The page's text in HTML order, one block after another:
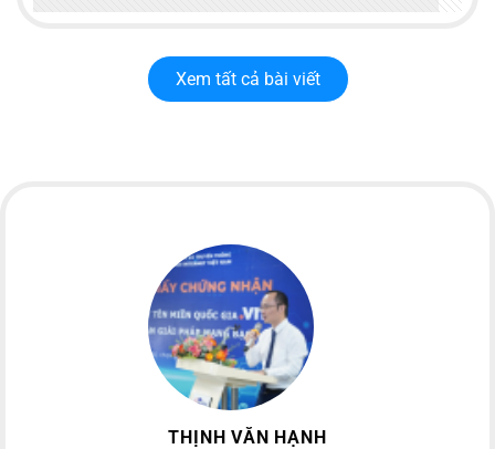
Xem tất cả bài viết
THỊNH VĂN HẠNH